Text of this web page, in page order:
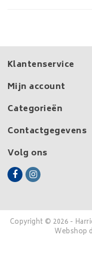
Klantenservice
Mijn account
Categorieën
Contactgegevens
Volg ons
Copyright © 2026 -
Webshop